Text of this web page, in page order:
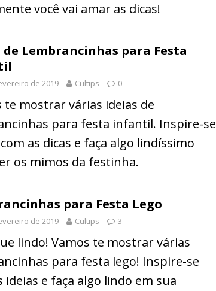
você vai amar as dicas!
de Lembrancinhas para Festa
de 2019 Cultips 0
te mostrar várias ideias de
para festa infantil. Inspire-se
as dicas e faça algo lindíssimo
os mimos da festinha.
para Festa Lego
de 2019 Cultips 3
lindo! Vamos te mostrar várias
para festa lego! Inspire-se
ideias e faça algo lindo em sua